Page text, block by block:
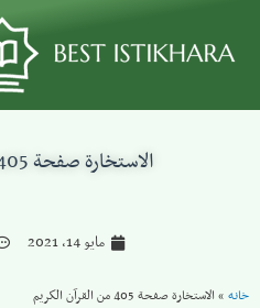
الاستخارة صفحة 405 من القرآن الكريم
مايو 14, 2021
خانه » الاستخارة صفحة 405 من القرآن الكريم